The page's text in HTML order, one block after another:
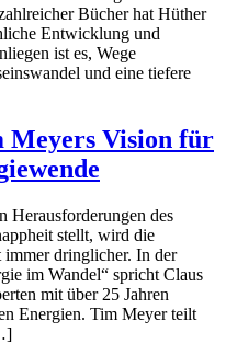
Bücher hat Hüther
Entwicklung und
ist es, Wege
und eine tiefere
Meyers Vision für
Herausforderungen des
stellt, wird die
dringlicher. In der
im Wandel“ spricht Claus
mit über 25 Jahren
Energien. Tim Meyer teilt